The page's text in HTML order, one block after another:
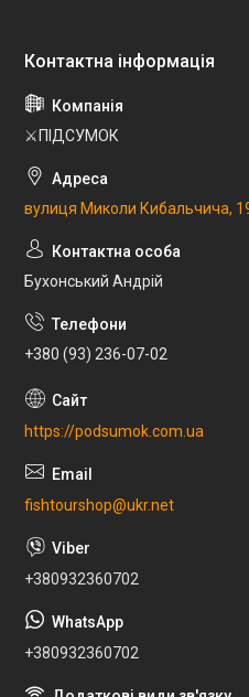
⚔️ПІДСУМОК
вулиця Миколи Кибальчича,
Бухонський Андрій
+380 (93) 236-07-02
https://podsumok.com.ua
fishtourshop@ukr.net
+380932360702
+380932360702